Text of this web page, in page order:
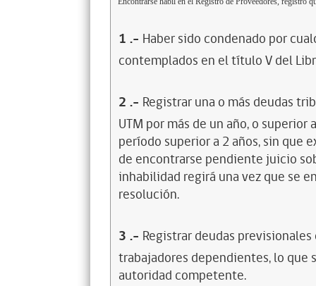
1 .- Haber sido condenado por
contemplados en el título V del
2 .- Registrar una o más deudas
UTM por más de un año, o
período superior a 2 años, sin que
de encontrarse pendiente juicio
inhabilidad regirá una vez que se
resolución.
3 .- Registrar deudas
trabajadores dependientes, lo
autoridad competente.